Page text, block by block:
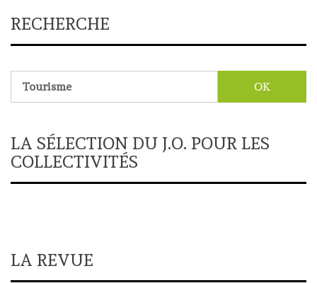
RECHERCHE
LA SÉLECTION DU J.O. POUR LES
COLLECTIVITÉS
LA REVUE